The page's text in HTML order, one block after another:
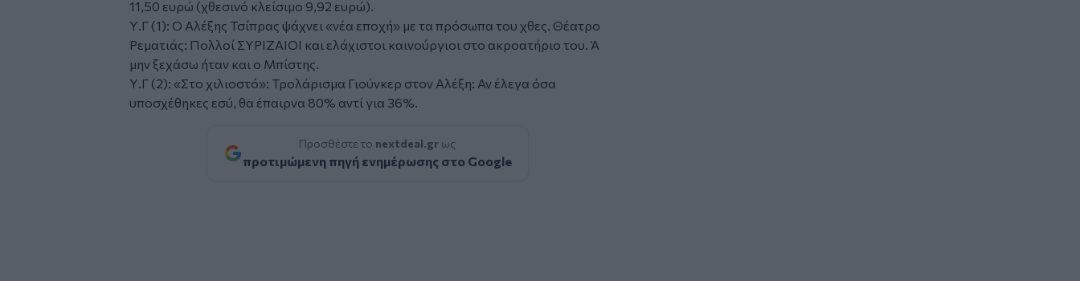
11,50 ευρώ (χθεσινό κλείσιμο 9,92 ευρώ).
Υ.Γ (1): O Αλέξης Τσίπρας ψάχνει «νέα εποχή» με τα πρόσωπα του χθες. Θέατρο
Ρεματιάς: Πολλοί ΣΥΡΙΖΑΙΟΙ και ελάχιστοι καινούργιοι στο ακροατήριο του. Ά
μην ξεχάσω ήταν και ο Μπίστης.
Υ.Γ (2): «Στο χιλιοστό»: Τρολάρισμα Γιούνκερ στον Αλέξη: Αν έλεγα όσα
υποσχέθηκες εσύ, θα έπαιρνα 80% αντί για 36%.
Προσθέστε το nextdeal.grως
προτιμώμενη πηγή ενημέρωσης στο Google